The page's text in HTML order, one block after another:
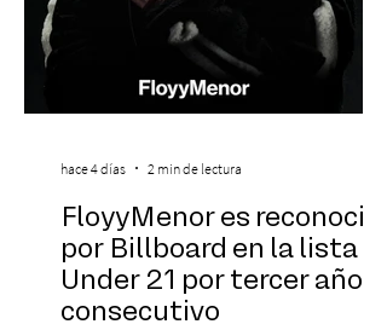
FloyyMenor es reconocido
por Billboard en la lista 21
Under 21 por tercer año
consecutivo
hace 4 días 2 min de lectura